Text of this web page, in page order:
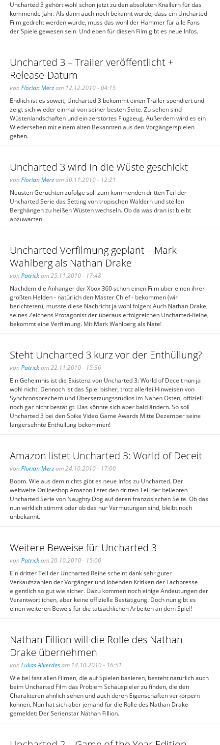
Uncharted 3 gehört wohl schon jetzt zu den absoluten Knallern für das
kommende Jahr. Als dann auch noch bekannt wurde, dass ein Uncharted
Film gedreht werden würde, muss das wohl der Hammer für alle Fans
der Spiele gewesen sein. Und eben für diesen Film gibt es neue Infos.
Uncharted 3 – Trailer veröffentlicht +
Release-Datum
von Florian Merzam 12.12.2010 - 04:15
Endlich ist es soweit, Uncharted 3 bekommt einen Trailer spendiert und
zeigt sich wieder einmal von seiner besten Seite. Zu sehen sind
Wüstenlandschaften und ein zerstörtes Flugzeug. Außerdem wird es ein
Wiedersehen mit einem alten Bekannten aus den Vorgängerspielen
geben.
Uncharted 3 wird in die Wüste geschickt
von Florian Merzam 30.11.2010 - 12:21
Neusten Gerüchten zufolge soll zum kommenden dritten Teil der
Uncharted Serie das Setting von tropischen Wäldern und steilen
Berghängen zu heißen Wüsten wechseln. Ob da was dran ist bleibt
abzuwarten.
Uncharted Verfilmung geplant – Mark
Wahlberg als Nathan Drake
von Patrickam 25.11.2010 - 17:48
Nachdem die Anhänger der Xbox 360 schon einen Film über einen ihrer
größten Helden - natürlich den Master Chief - bekommen (wir
berichteten), musste diese Nachricht ja wohl folgen: Auch Nathan Drake,
seines Zeichens Protagonist der überaus erfolgreichen Uncharted-Reihe,
bekommt eine Verfilmung. Mit Mark Wahlberg als Nate!
Steht Uncharted 3 kurz vor der Enthüllung?
von Patrickam 22.11.2010 - 15:36
Ein Geheimnis ist die Existenz von Uncharted 3: World of Deceit nun ja
wohl nicht. Dennoch ist das Spiel bisher, trotz allerlei Hinweisen von
Synchronsprechern und Übersetzungsstudios im Nahen Osten, offiziell
noch gar nicht bestätigt. Das könnte sich aber bald ändern. So soll
Uncharted 3 bei den Spike Video Game Awards Mitte Dezember seine
langersehnte Enthüllung bekommen!
Amazon listet Uncharted 3: World of Deceit
von Florian Merzam 24.10.2010 - 17:00
Boom. Wie aus dem nichts gibt es neue Infos zu Uncharted. Der
weltweite Onlineshop Amazon listet den dritten Teil der beliebten
Uncharted Serie von Naughty Dog auf deren französischen Seite. Ob das
nun wirklich stimmt oder ob das nur Vermutungen sind, bleibt noch
unbekannt.
Weitere Beweise für Uncharted 3
von Patrickam 20.10.2010 - 15:00
Ein dritter Teil der Uncharted Reihe scheint dank sehr guter
Verkaufszahlen der Vorgänger und lobenden Kritiken der Fachpresse
eigentlich so gut wie sicher. Dazu kommen noch einige Andeutungen der
Verantwortlichen, aber keine offizielle Bestätigung. Doch nun gibt es
einen weiteren Beweis für die tatsächlichen Arbeiten an dem Spiel!
Nathan Fillion will die Rolle des Nathan
Drake übernehmen
von Lukas Alverdesam 14.10.2010 - 16:51
Wie bei fast allen Filmen, die auf Spielen basieren, besteht natürlich auch
beim Uncharted Film das Problem Schauspieler zu finden, die den
Charakteren ähnlich sehen und auch deren Eigenschaften verkörpern
können. Nun hat sich aber jemand für die Rolle des Nathan Drake
gemeldet: Der Serienstar Nathan Fillion.